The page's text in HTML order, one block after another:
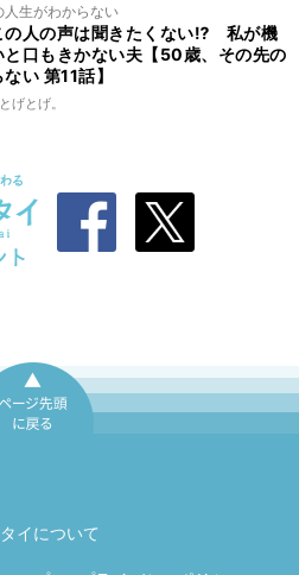
生がわからない
の人の声は聞きたくない⁉ 私が機
と口もきかない夫【50歳、その先の
い 第11話】
とげとげ。
イについて